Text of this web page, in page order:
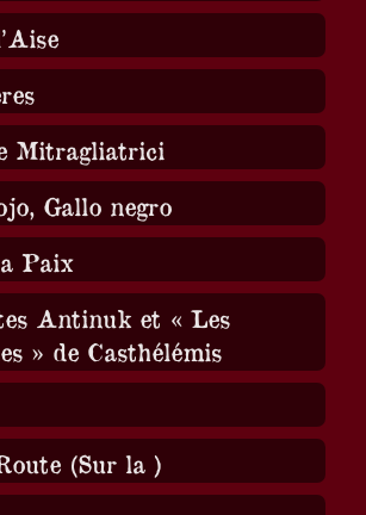
Mitragliatrici
Gallo negro
Paix
Antinuk et « Les
» de Casthélémis
(Sur la )